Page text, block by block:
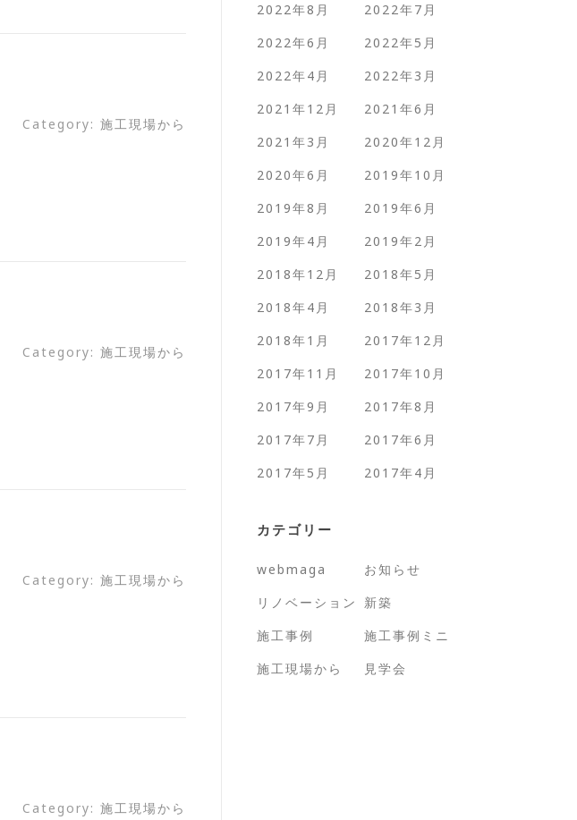
Category: 施工現場から
Category: 施工現場から
Category: 施工現場から
Category: 施工現場から
2022年8月
2022年7月
2022年6月
2022年5月
2022年4月
2022年3月
2021年12月
2021年6月
2021年3月
2020年12月
2020年6月
2019年10月
2019年8月
2019年6月
2019年4月
2019年2月
2018年12月
2018年5月
2018年4月
2018年3月
2018年1月
2017年12月
2017年11月
2017年10月
2017年9月
2017年8月
2017年7月
2017年6月
2017年5月
2017年4月
カテゴリー
webmaga
お知らせ
リノベーション
新築
施工事例
施工事例ミニ
施工現場から
見学会